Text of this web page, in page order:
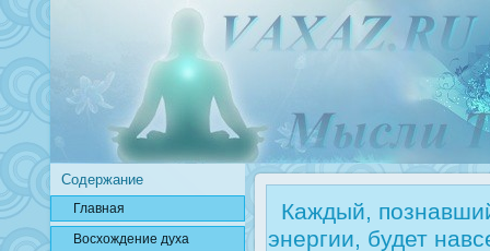
Содержание
Главная
Вοсхождение духа
Каждый,
энергии, будет